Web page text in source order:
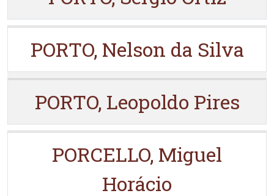
PORTO, Nelson da Silva
PORTO, Leopoldo Pires
PORCELLO, Miguel
Horácio